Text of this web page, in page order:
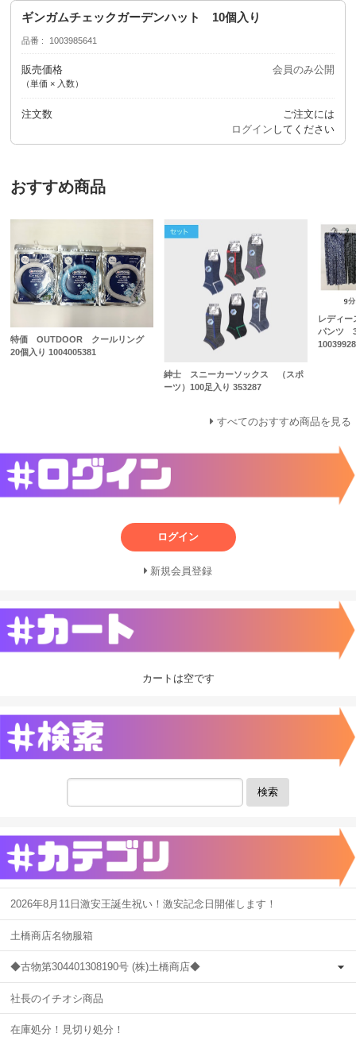
ギンガムチェックガーデンハット 10個入り
品番 1003985641
販売価格
（単価 × 入数）
会員のみ公開
注文数
ご注文には
ログイン してください
おすすめ商品
特価 OUTDOOR クールリング
20個入り 1004005381
紳士 スニーカーソックス （スポ
ーツ）100足入り 353287
レディ
パンツ
すべてのおすすめ商品を見る
ログイン
新規会員登録
カートは空です
検索
2026年8月11日激安王誕生祝い！激安記念日開催します！
土橋商店名物服箱
◆古物第304401308190号 (株)土橋商店◆
社長のイチオシ商品
在庫処分！見切り処分！